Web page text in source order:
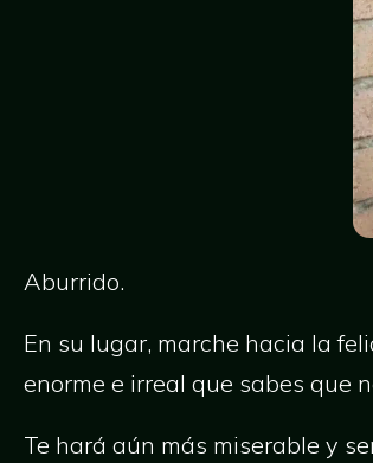
Aburrido.
En su lugar, marche hacia la
enorme e irreal que sabes que
Te hará aún más miserable y